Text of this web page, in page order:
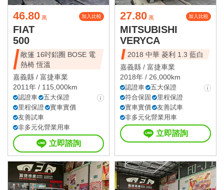
46.80 萬 加入比較
FIAT
500
敞篷 16吋鋁圈 BOSE 電
熱椅 恆溫
嘉義縣 / 富捷車業
2011年 / 115,000km
認證車
五大保證
里程保證
實車實價
友善試車
非多元化營業用車
立即諮詢
27.80 萬 加入比較
MITSUBISHI
VERYCA
2018 中華 菱利 1.3 藍白
嘉義縣 / 富捷車業
2018年 / 26,000km
認證車
五大保證
符合保固
里程保證
實車實價
友善試車
非多元化營業用車
立即諮詢